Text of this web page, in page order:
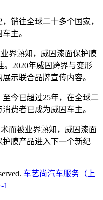
销往全球二十多个国家，
主。
界熟知，威固漆面保护膜
。2020年威固跨界与变形
示联合品牌宣传内容。
今已超过25年，在全球二
费者已成为威固车主。
而被业界熟知，威固漆面
膜产品进入下一个新纪
车艺尚汽车服务（上
1